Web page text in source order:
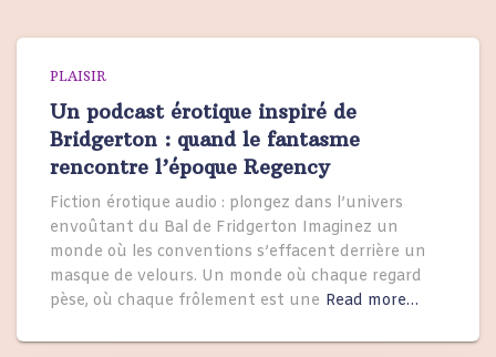
PLAISIR
Un podcast érotique inspiré de
Bridgerton : quand le fantasme
rencontre l’époque Regency
Fiction érotique audio : plongez dans l’univers
envoûtant du Bal de Fridgerton Imaginez un
monde où les conventions s’effacent derrière un
masque de velours. Un monde où chaque regard
pèse, où chaque frôlement est une Read more…